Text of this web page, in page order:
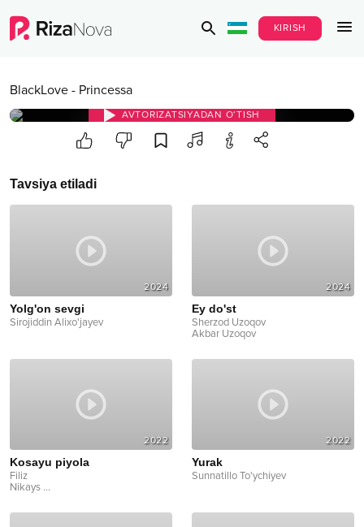
KIRISH
BlackLove - Princessa
AVTORIZATSIYADAN O‘TISH
Tavsiya etiladi
2024
Yolg'on sevgi
Sirojiddin Alixo'jayev
2024
Ey do'st
Sherzod Uzoqov
Akbar Uzoqov
2022
Kosayu piyola
Filiz
Nikays ...
2022
Yurak
Sunnatillo To'ychiyev